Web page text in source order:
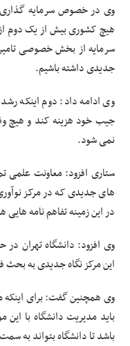
وی در خصوص سرمایه
سرمایه از بخش خصوصی
جدیدی داشته باشیم.
وی ادامه داد: دوم اینکه
جیب خود هزینه کند و هیچ
نمی شود.
های جدیدی که در مرکز
در این زمینه تفاهم نامه
وی افزود: دانشگاه تهران در
این مرکز نگاه جدیدی به بحث
وی همچنین گفت: برای
باید مدیریت دانشگاه با
باشد تا دانشگاه بتواند به